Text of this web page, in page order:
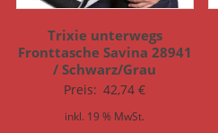
Trixie unterwegs
Fronttasche Savina 28941
/ Schwarz/Grau
Preis: 42,74€
inkl. 19 % MwSt.